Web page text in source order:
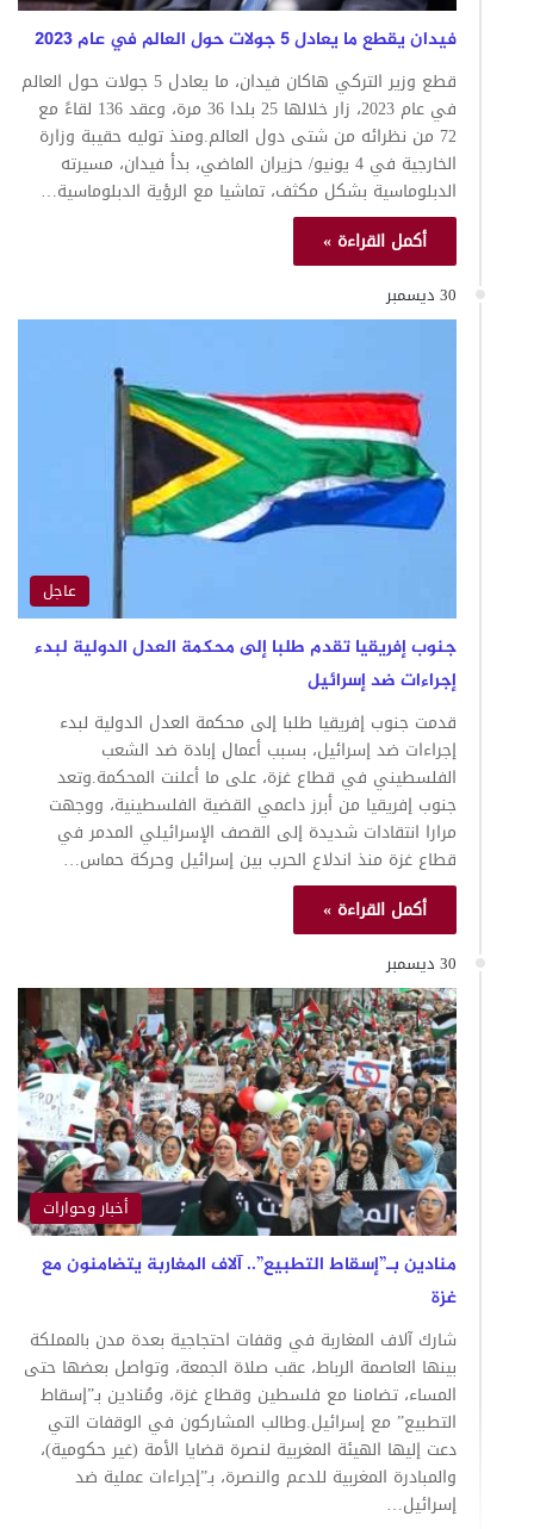
فيدان يقطع ما يعادل 5 جولات حول العالم في عام 2023
قطع وزير التركي هاكان فيدان، ما يعادل 5 جولات حول العالم
في عام 2023، زار خلالها 25 بلدا 36 مرة، وعقد 136 لقاءً مع
72 من نظرائه من شتى دول العالم.ومنذ توليه حقيبة وزارة
الخارجية في 4 يونيو/ حزيران الماضي، بدأ فيدان، مسيرته
الدبلوماسية بشكل مكثف، تماشيا مع الرؤية الدبلوماسية…
أكمل القراءة »
30 ديسمبر
عاجل
جنوب إفريقيا تقدم طلبا إلى محكمة العدل الدولية لبدء
إجراءات ضد إسرائيل
قدمت جنوب إفريقيا طلبا إلى محكمة العدل الدولية لبدء
إجراءات ضد إسرائيل، بسبب أعمال إبادة ضد الشعب
الفلسطيني في قطاع غزة، على ما أعلنت المحكمة.وتعد
جنوب إفريقيا من أبرز داعمي القضية الفلسطينية، ووجهت
مرارا انتقادات شديدة إلى القصف الإسرائيلي المدمر في
قطاع غزة منذ اندلاع الحرب بين إسرائيل وحركة حماس…
أكمل القراءة »
30 ديسمبر
أخبار وحوارات
منادين بـ”إسقاط التطبيع”.. آلاف المغاربة يتضامنون مع
غزة
شارك آلاف المغاربة في وقفات احتجاجية بعدة مدن بالمملكة
بينها العاصمة الرباط، عقب صلاة الجمعة، وتواصل بعضها حتى
المساء، تضامنا مع فلسطين وقطاع غزة، ومُنادين بـ”إسقاط
التطبيع” مع إسرائيل.وطالب المشاركون في الوقفات التي
دعت إليها الهيئة المغربية لنصرة قضايا الأمة (غير حكومية)،
والمبادرة المغربية للدعم والنصرة، بـ”إجراءات عملية ضد
إسرائيل…